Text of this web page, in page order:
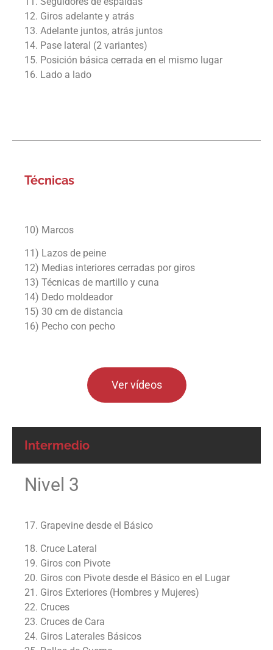
12. Giros adelante y atrás
13. Adelante juntos, atrás juntos
14. Pase lateral (2 variantes)
15. Posición básica cerrada en el mismo lugar
16. Lado a lado
Técnicas
10) Marcos
11) Lazos de peine
12) Medias interiores cerradas por giros
13) Técnicas de martillo y cuna
14) Dedo moldeador
15) 30 cm de distancia
16) Pecho con pecho
Ver vídeos
Intermedio
Nivel 3
17. Grapevine desde el Básico
18. Cruce Lateral
19. Giros con Pivote
20. Giros con Pivote desde el Básico en el Lugar
21. Giros Exteriores (Hombres y Mujeres)
22. Cruces
23. Cruces de Cara
24. Giros Laterales Básicos